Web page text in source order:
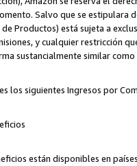
Salvo que se
Productos) está sujeta a
y cualquier restricción
sustancialmente similar
los siguientes Ingresos por
están disponibles en